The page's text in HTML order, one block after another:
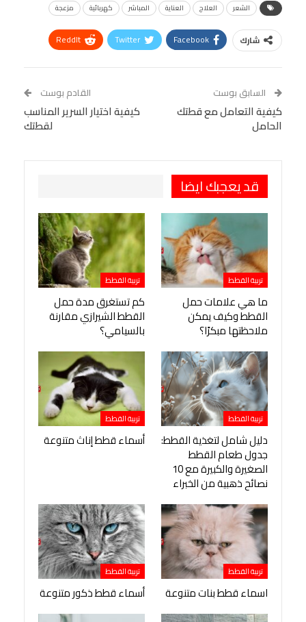
الشعر العلاج العناية المباشر كهربائية مزعجة
شارك Facebook
Twitter
ReddIt
Tumblr
البريد الإلكتروني
StumbleUpon
VK
Digg
السابق بوست
كيفية التعامل مع قطتك
الحامل
القادم بوست
كيفية اختيار السرير المناسب
لقطتك
قد يعجبك ايضا
تربية القطط
ما هي علامات حمل
القطط وكيف يمكن
ملاحظتها مبكرًا؟
تربية القطط
كم تستغرق مدة حمل
القطط الشيرازي مقارنة
بالسيامي؟
تربية القطط
دليل شامل لتغذية القطط:
جدول طعام القطط
الصغيرة والكبيرة مع 10
نصائح ذهبية من الخبراء
تربية القطط
أسماء قطط إناث متنوعة
تربية القطط
اسماء قطط بنات متنوعة
تربية القطط
أسماء قطط ذكور متنوعة